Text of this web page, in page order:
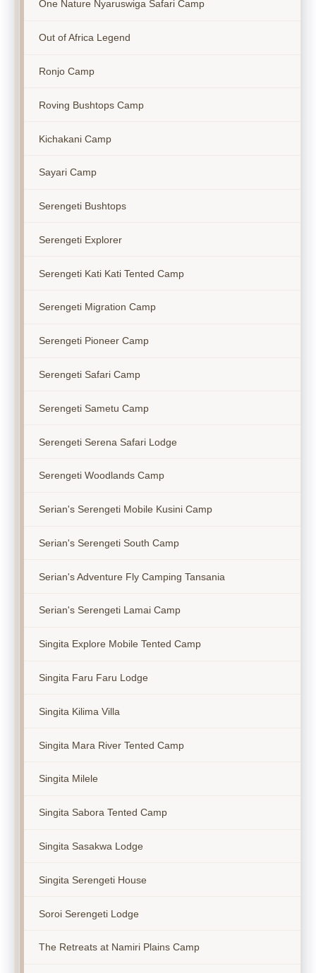
One Nature Nyaruswiga Safari Camp
Out of Africa Legend
Ronjo Camp
Roving Bushtops Camp
Kichakani Camp
Sayari Camp
Serengeti Bushtops
Serengeti Explorer
Serengeti Kati Kati Tented Camp
Serengeti Migration Camp
Serengeti Pioneer Camp
Serengeti Safari Camp
Serengeti Sametu Camp
Serengeti Serena Safari Lodge
Serengeti Woodlands Camp
Serian's Serengeti Mobile Kusini Camp
Serian's Serengeti South Camp
Serian's Adventure Fly Camping Tansania
Serian's Serengeti Lamai Camp
Singita Explore Mobile Tented Camp
Singita Faru Faru Lodge
Singita Kilima Villa
Singita Mara River Tented Camp
Singita Milele
Singita Sabora Tented Camp
Singita Sasakwa Lodge
Singita Serengeti House
Soroi Serengeti Lodge
The Retreats at Namiri Plains Camp